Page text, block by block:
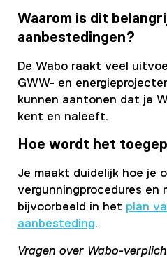
Waarom is dit
aanbestedingen?
De Wabo raakt veel
GWW- en
kunnen aantonen dat je
kent en naleeft.
Hoe wordt het
Je maakt duidelijk hoe je
vergunningprocedures en
bijvoorbeeld in het plan
aanbesteding.
Vragen over Wabo-